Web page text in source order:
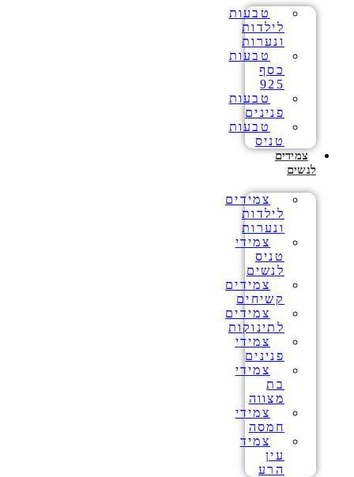
טבעות
לילדות
ונערות
טבעות
כסף
925
טבעות
פנינים
טבעות
טניס
צמידים
לנשים
צמידים
לילדות
ונערות
צמידי
טניס
לנשים
צמידים
קשיחים
צמידים
לתינוקות
צמידי
פנינים
צמידי
בת
מצווה
צמידי
חמסה
צמיד
עין
הרע